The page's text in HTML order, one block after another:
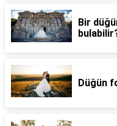
Bir
Düğün